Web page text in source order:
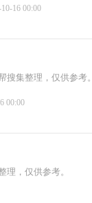
16 00:00
集整理，仅供参考。
00:00
，仅供参考。